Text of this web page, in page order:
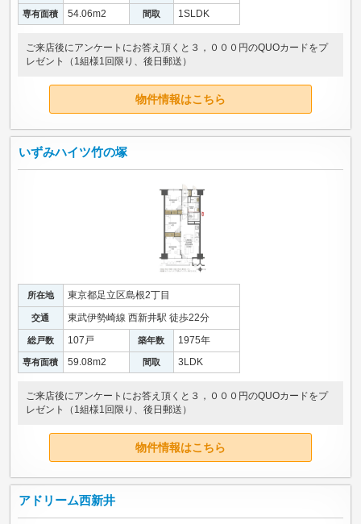
専有面積 54.06m2 間取 1SLDK
ご来店後にアンケートにお答え頂くと３，０００円のQUOカードをプ
レゼント（1組様1回限り、後日郵送）
物件情報はこちら
いずみハイツ竹の塚
所在地 東京都足立区島根2丁目
交通 東武伊勢崎線 西新井駅 徒歩22分
総戸数 107戸 築年数 1975年
専有面積 59.08m2 間取 3LDK
ご来店後にアンケートにお答え頂くと３，０００円のQUOカードをプ
レゼント（1組様1回限り、後日郵送）
物件情報はこちら
アドリーム西新井